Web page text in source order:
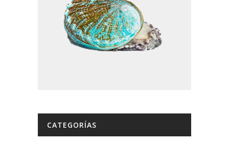
CATEGORÍAS